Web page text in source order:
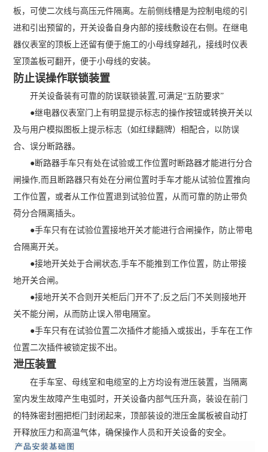
板，可使二次线与高压元件隔离。左前侧线槽是为控制电缆的引
进和引出预留的，开关设备自身内部的接线敷设在右侧。在继电
器仪表室的顶板上还留有便于施工的小母线穿越孔，接线时仪表
室顶盖板可翻开，便于小母线的安装。
防止误操作联锁装置
开关设备装有可靠的防误联锁装置,可满足“五防要求”
●继电器仪表室门上有明显提示标志的操作按钮或转换开关以
及与用户模拟图板上提示标志（如红绿翻牌）相配合，以防误
合、误分断路器。
●断路器手车只有处在试验或工作位置时断路器才能进行分合
闸操作,而且断路器只有处在分闸位置时手车才能从试验位置推向
工作位置，或者从工作位置退到试验位置，从而可靠的防止带负
荷分合隔离插头。
●手车只有在试验位置接地开关才能进行合闸操作，防止带电
合隔离开关。
●接地开关处于合闸状态,手车不能推到工作位置，防止带接
地开关合闸。
●接地开关不合则开关柜后门开不了;反之后门不关则接地开
关不能分闸，从而防止误入带电隔室。
●手车只有在试验位置二次插件才能插入或拔出，手车在工作
位置二次插件被锁定拔不出。
泄压装置
在手车室、母线室和电缆室的上方均设有泄压装置，当隔离
室内发生故障产生电弧时，开关设备内部气压升高，装设在前门
的特殊密封圈把柜门封闭起来，顶部装设的泄压金属板被自动打
开释放压力和高温气体，确保操作人员和开关设备的安全。